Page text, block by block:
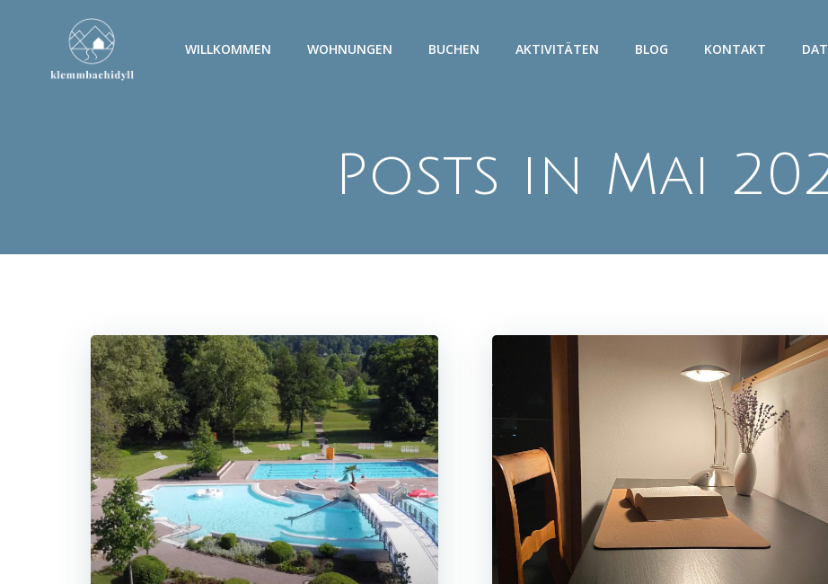
WILLKOMMEN WOHNUNGEN BUCHEN AKTIVITÄTEN BLOG KONTAKT
Posts in Mai